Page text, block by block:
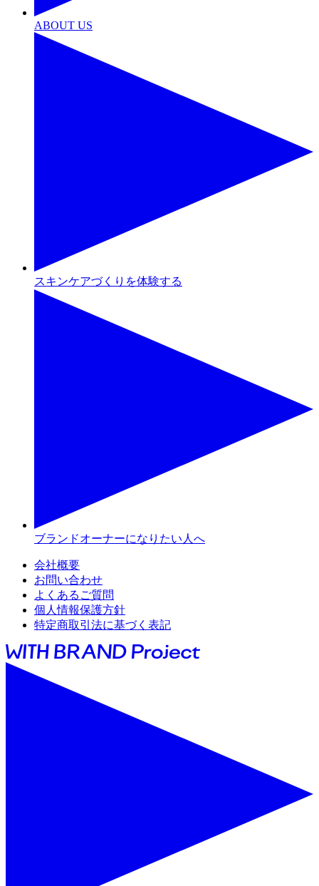
ABOUT US
スキンケアづくりを体験する
ブランドオーナーになりたい人へ
会社概要
お問い合わせ
よくあるご質問
個人情報保護方針
特定商取引法に基づく表記